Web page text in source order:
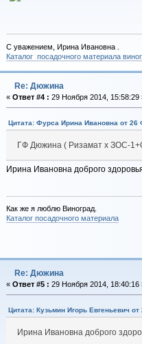
С уважением, Ирина Ивановна .
Каталог посадочного материала
Re: Дюжина
« Ответ #4 : 29 Ноября 2014, 15:58:29
Цитата: Фурса Ирина Ивановна от 26
ГФ Дюжина ( Ризамат х ЗОС-
Ирина Ивановна доброго
Как же я люблю Виноград.
Каталог посадочного материала
Re: Дюжина
« Ответ #5 : 29 Ноября 2014, 18:40:16
Цитата: Кузьмин Игорь Евгеньевич
Ирина Ивановна доброго